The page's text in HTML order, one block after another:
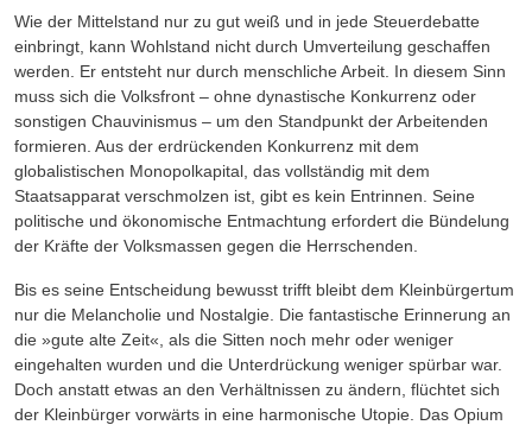
Wie der Mittelstand nur zu gut weiß und in jede Steuerdebatte
einbringt, kann Wohlstand nicht durch Umverteilung geschaffen
werden. Er entsteht nur durch menschliche Arbeit. In diesem Sinn
muss sich die Volksfront – ohne dynastische Konkurrenz oder
sonstigen Chauvinismus – um den Standpunkt der Arbeitenden
formieren. Aus der erdrückenden Konkurrenz mit dem
globalistischen Monopolkapital, das vollständig mit dem
Staatsapparat verschmolzen ist, gibt es kein Entrinnen. Seine
politische und ökonomische Entmachtung erfordert die Bündelung
der Kräfte der Volksmassen gegen die Herrschenden.
Bis es seine Entscheidung bewusst trifft bleibt dem Kleinbürgertum
nur die Melancholie und Nostalgie. Die fantastische Erinnerung an
die »gute alte Zeit«, als die Sitten noch mehr oder weniger
eingehalten wurden und die Unterdrückung weniger spürbar war.
Doch anstatt etwas an den Verhältnissen zu ändern, flüchtet sich
der Kleinbürger vorwärts in eine harmonische Utopie. Das Opium